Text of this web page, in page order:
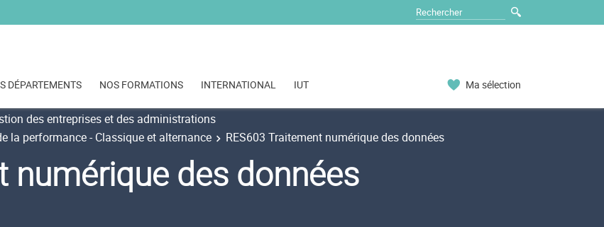
DÉPARTEMENTS NOS FORMATIONS INTERNATIONAL IUT Ma sélection
des entreprises et des administrations
la performance - Classique et alternance
RES603 Traitement numérique des données
numérique des données